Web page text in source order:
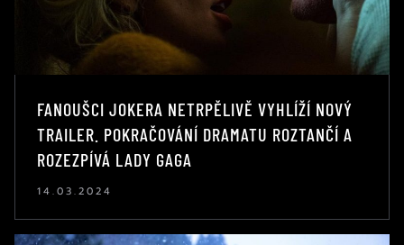
FANOUŠCI JOKERA NETRPĚLIVĚ VYHLÍŽÍ NOVÝ
TRAILER. POKRAČOVÁNÍ DRAMATU ROZTANČÍ A
ROZEZPÍVÁ LADY GAGA
14.03.2024